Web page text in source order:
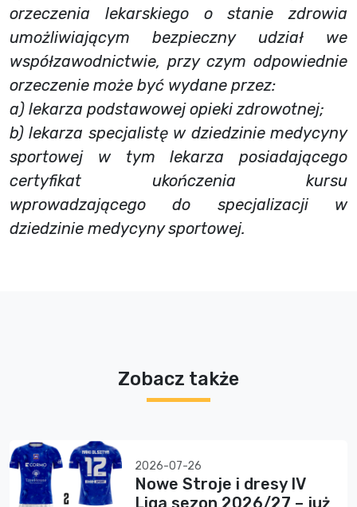
orzeczenia lekarskiego o stanie zdrowia
umożliwiającym bezpieczny udział we
współzawodnictwie, przy czym odpowiednie
orzeczenie może być wydane przez:
a) lekarza podstawowej opieki zdrowotnej;
b) lekarza specjalistę w dziedzinie medycyny
sportowej w tym lekarza posiadającego
certyfikat ukończenia kursu
wprowadzającego do specjalizacji w
dziedzinie medycyny sportowej.
Zobacz także
2026-07-26
Nowe Stroje i dresy IV
Liga sezon 2026/27 – już